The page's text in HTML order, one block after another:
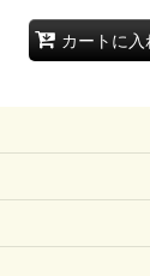
カートに入